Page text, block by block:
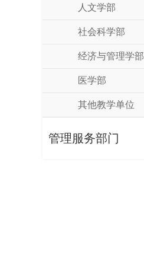
人文学部
社会科学部
经济与管理学部
医学部
其他教学单位
管理服务部门